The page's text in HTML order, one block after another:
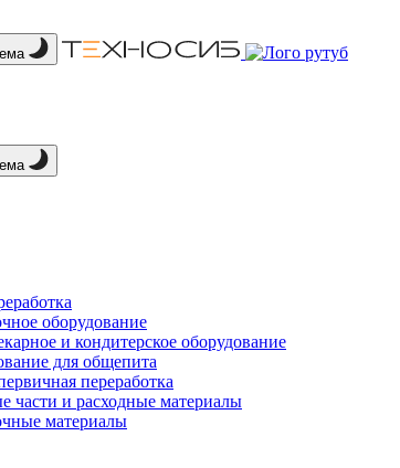
оборудование
и кондитерское оборудование
для общепита
переработка
части и расходные материалы
материалы